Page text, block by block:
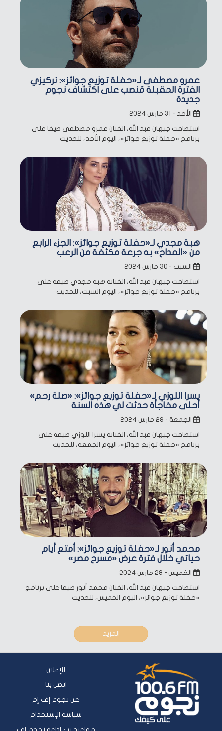
عمرو مصطفى لـ«حفلة توزيع جوائز»: تركيزي
الفترة المقبلة مُنصب على اكتشاف نجوم
جديدة
الأحد - ٣١ مارس ٢٠٢٤
استضافت جيهان عبد الله، الفنان عمرو مصطفى ضيفا على
برنامج «حفلة توزيع جوائز»، اليوم الأحد، للحديث
هبة مجدي لـ«حفلة توزيع جوائز»: الجزء الرابع
من «المداح» به جرعة مكثفة من الرعب
السبت - ٣٠ مارس ٢٠٢٤
استضافت جيهان عبد الله، الفنانة هبة مجدي ضيفة على
برنامج «حفلة توزيع جوائز»، اليوم السبت، للحديث
يسرا اللوزي لـ«حفلة توزيع جوائز»: «صلة رحم»
أحلى مفاجأة حدثت لي هذه السنة
الجمعة - ٢٩ مارس ٢٠٢٤
استضافت جيهان عبد الله، الفنانة يسرا اللوزي ضيفة على
برنامج «حفلة توزيع جوائز»، اليوم الجمعة، للحديث
محمد أنور لـ«حفلة توزيع جوائز»: أمتع أيام
حياتي خلال فترة عرض «مسرح مصر»
الخميس - ٢٨ مارس ٢٠٢٤
استضافت جيهان عبد الله، الفنان محمد أنور ضيفا على برنامج
«حفلة توزيع جوائز»، اليوم الخميس، للحديث
المزيد
للإعلان
اتصل بنا
عن نجوم إف إم
سياسة الإستخدام
مواعيد بث إذاعة نجوم إف